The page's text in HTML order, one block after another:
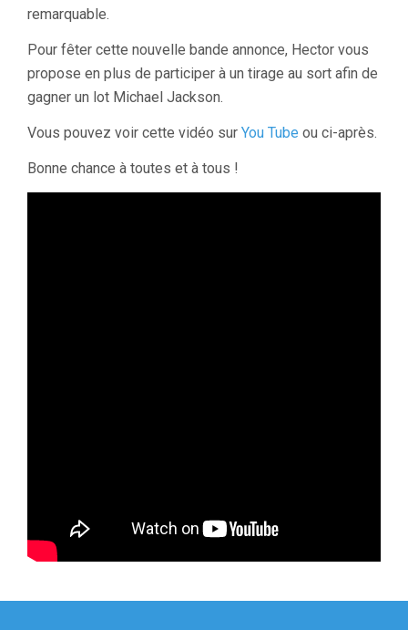
remarquable.
Pour fêter cette nouvelle bande annonce, Hector vous
propose en plus de participer à un tirage au sort afin de
gagner un lot Michael Jackson.
Vous pouvez voir cette vidéo sur You Tube ou ci-après.
Bonne chance à toutes et à tous !